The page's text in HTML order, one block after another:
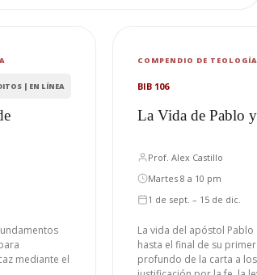
| EN LÍNEA
mediante el
COMPENDIO DE TEOLOGÍA
BIB 106
La Vida de Pablo
Prof. Alex Castillo
Martes 8 a 10 pm
1 de sept. – 15 de dic.
La vida del apóstol
hasta el final de su
profundo de la carta a